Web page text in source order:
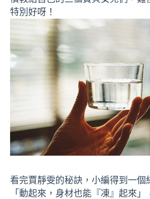
特別好呀！
看完賈靜雯的秘訣，小編得到一個
「動起來，身材也能『凍』起來